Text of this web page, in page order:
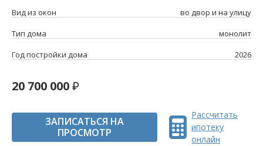
Вид из окон
во двор и на улицу
Тип дома
монолит
Год постройки дома
2026
20 700 000
ЗАПИСАТЬСЯ НА
ПРОСМОТР
Рассчитать
ипотеку
онлайн